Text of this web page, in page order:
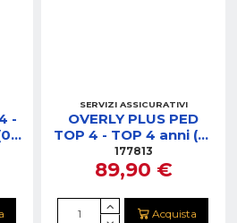
-
SERVIZI ASSICURATIVI
OVERLY PLUS PED
TOP 4 - TOP 4 anni (0-
400)
177813
89,90 €
Acquista